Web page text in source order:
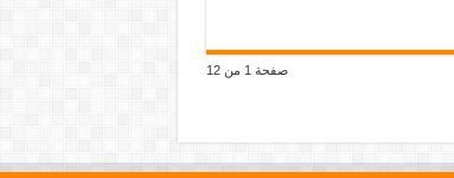
صفحة 1 من 12